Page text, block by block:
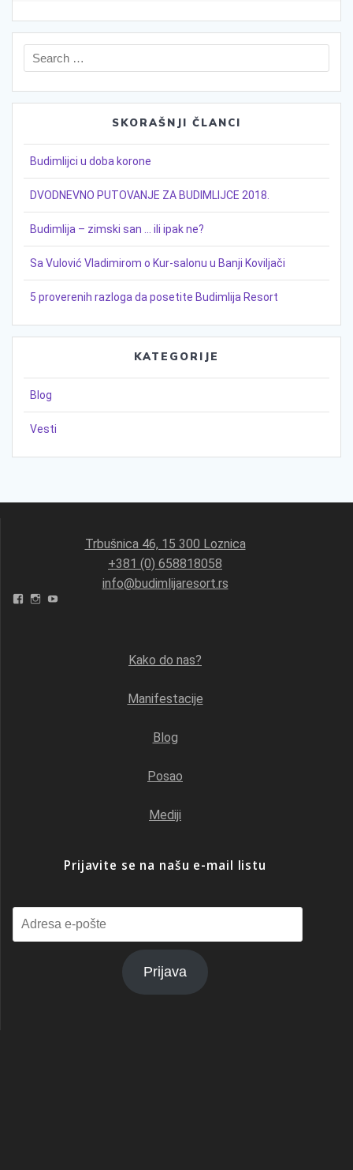
for:
SKORAŠNJI ČLANCI
Budimlijci u doba korone
DVODNEVNO PUTOVANJE ZA BUDIMLIJCE 2018.
Budimlija – zimski san … ili ipak ne?
Sa Vulović Vladimirom o Kur-salonu u Banji Koviljači
5 proverenih razloga da posetite Budimlija Resort
KATEGORIJE
Blog
Vesti
Trbušnica 46, 15 300 Loznica
+381 (0) 658818058
info@budimlijaresort.rs
FacebookInstagram
Kako do nas?
Manifestacije
Blog
Posao
Mediji
Prijavite se na našu e-mail listu
pošte
Prijava